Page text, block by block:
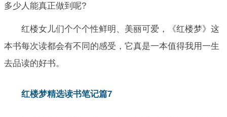
多少人能真正做到呢?
红楼女儿们个个个性鲜明、美丽可爱，《红楼梦》这
本书每次读都会有不同的感受，它真是一本值得我用一生
去品读的好书。
红楼梦精选读书笔记篇7